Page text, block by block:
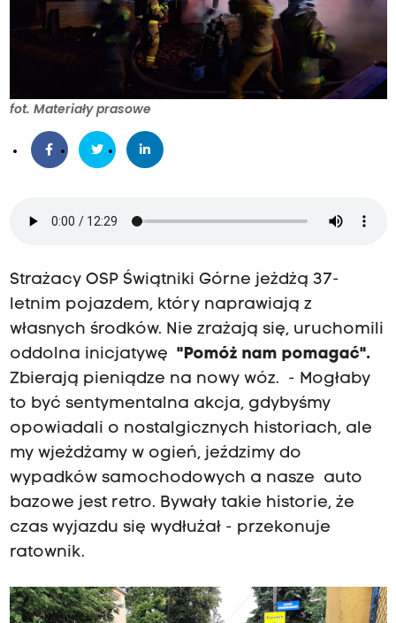
fot. Materiały prasowe
Strażacy OSP Świątniki Górne jeżdżą 37-
letnim pojazdem, który naprawiają z
własnych środków. Nie zrażają się, uruchomili
oddolna inicjatywę "Pomóż nam pomagać".
Zbierają pieniądze na nowy wóz. - Mogłaby
to być sentymentalna akcja, gdybyśmy
opowiadali o nostalgicznych historiach, ale
my wjeżdżamy w ogień, jeździmy do
wypadków samochodowych a nasze auto
bazowe jest retro. Bywały takie historie, że
czas wyjazdu się wydłużał - przekonuje
ratownik.